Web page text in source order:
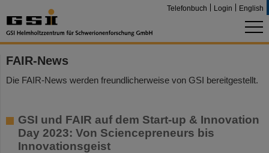
Telefonbuch Login English
FAIR-News
Die FAIR-News werden freundlicherweise von GSI bereitgestellt.
GSI und FAIR auf dem Start-up & Innovation
Day 2023: Von Sciencepreneurs bis
Innovationsgeist